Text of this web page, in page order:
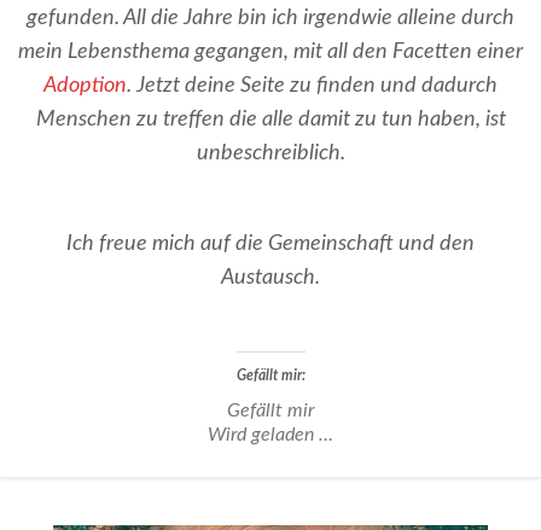
gefunden. All die Jahre bin ich irgendwie alleine durch
mein Lebensthema gegangen, mit all den Facetten einer
Adoption. Jetzt deine Seite zu finden und dadurch
Menschen zu treffen die alle damit zu tun haben, ist
unbeschreiblich.
Ich freue mich auf die Gemeinschaft und den
Austausch.
Gefällt mir:
Gefällt mir
Wird geladen …